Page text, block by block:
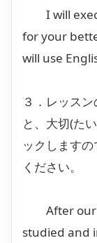
I will
for your
will use
３．レッス
と、大切(た
ックします
ください。
After our
studied and